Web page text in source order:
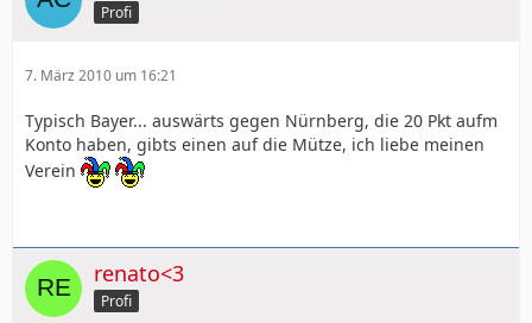
Profi
7. März 2010 um 16:21
Typisch Bayer... auswärts gegen Nürnberg, die 20 Pkt aufm
Konto haben, gibts einen auf die Mütze, ich liebe meinen
Verein
renato<3
Profi